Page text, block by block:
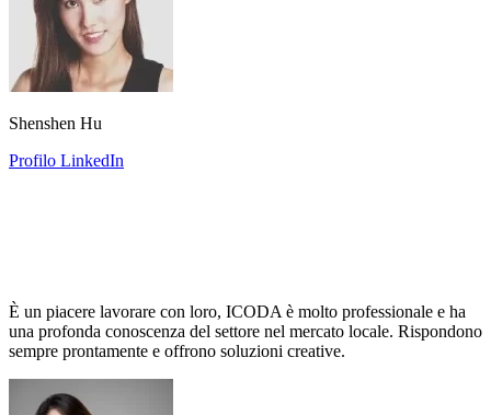
Shenshen Hu
Profilo LinkedIn
È un piacere lavorare con loro, ICODA è molto professionale e ha
una profonda conoscenza del settore nel mercato locale. Rispondono
sempre prontamente e offrono soluzioni creative.